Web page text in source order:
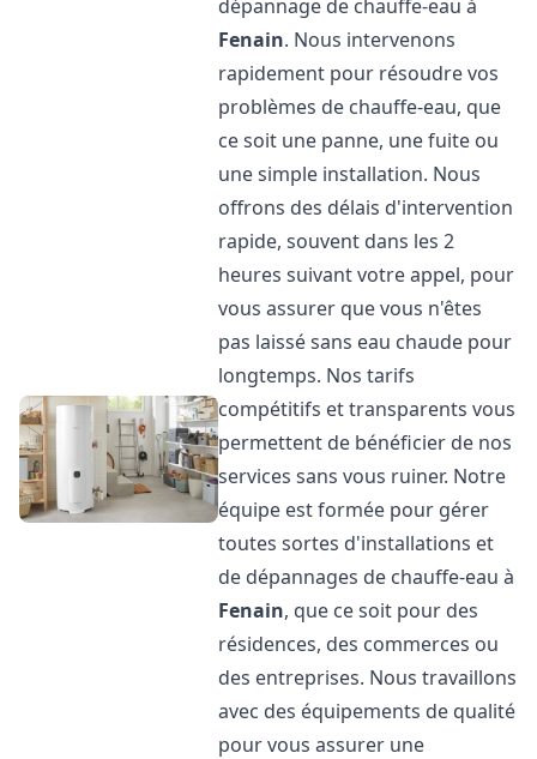
dépannage de chauffe-eau à
Fenain. Nous intervenons
rapidement pour résoudre vos
problèmes de chauffe-eau, que
ce soit une panne, une fuite ou
une simple installation. Nous
offrons des délais d'intervention
rapide, souvent dans les 2
heures suivant votre appel, pour
vous assurer que vous n'êtes
pas laissé sans eau chaude pour
longtemps. Nos tarifs
compétitifs et transparents vous
permettent de bénéficier de nos
services sans vous ruiner. Notre
équipe est formée pour gérer
toutes sortes d'installations et
de dépannages de chauffe-eau à
Fenain, que ce soit pour des
résidences, des commerces ou
des entreprises. Nous travaillons
avec des équipements de qualité
pour vous assurer une